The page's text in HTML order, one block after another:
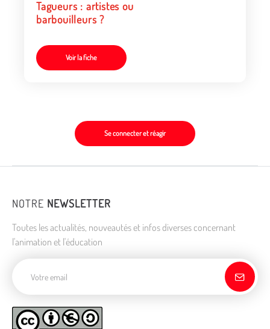
Tagueurs : artistes ou
barbouilleurs ?
Voir la fiche
Se connecter et réagir
NOTRE NEWSLETTER
Toutes les actualités, nouveautés et infos diverses concernant
l'animation et l'éducation